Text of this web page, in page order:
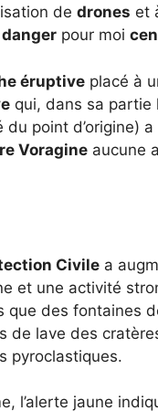
de drones et
pour moi
éruptive placé à
qui, dans sa partie
point d’origine)
Voragine aucune
Civile a
et une activité
des fontaines
lave des
pyroclastiques.
l’alerte jaune